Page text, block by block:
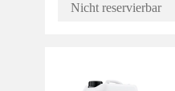
Nicht reservierbar